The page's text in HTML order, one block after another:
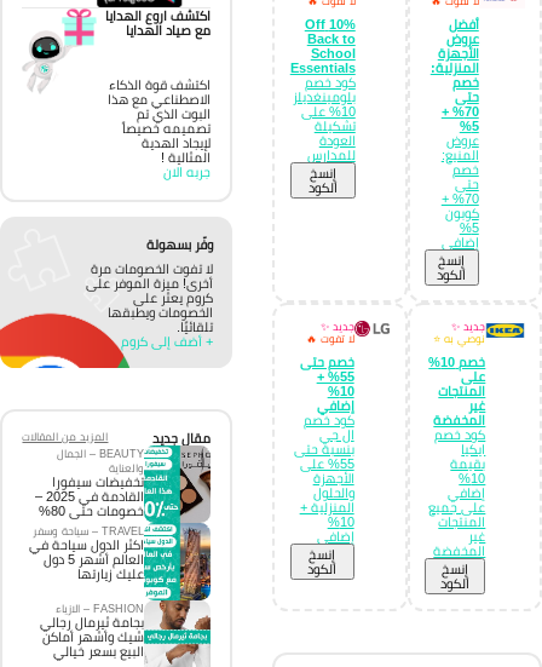
أفضل
عروض
الأجهزة
المنزلية:
خصم
حتى
70% +
عروض
المنيع:
خصم
حتى
70% +
كوبون
5%
إضافي
إِنسخ
الكود
10% Off
Back to
School
Essentials
كود خصم
بلومينغديلز
10% على
تشكيلة
العودة
للمدارس
إِنسخ
الكود
جديد ✨
نوصي به ⭐
خصم 10%
على
المنتجات
غير
المخفضة
كود خصم
ايكيا
بقيمة
10%
إضافي
على جميع
المنتجات
غير
المخفضة
إِنسخ
الكود
جديد ✨
لا تفوت 🔥
خصم حتى
55% +
10%
إضافي
كود خصم
ال جي
بنسبة حتى
55% على
الأجهزة
والحلول
المنزلية +
10%
إضافي
إِنسخ
الكود
اكتشف اروع الهدايا
مع صياد الهدايا
اكتشف قوة الذكاء
الاصطناعي مع هذا
البوت الذي تم
تصميمه خصيصاً
لإيجاد الهدية
المثالية !
جربه الان
وفّر بسهولة
لا تفوت الخصومات مرة
أخرى! ميزة الموفر على
كروم يعثر على
الخصومات ويطبقها
تلقائيًا.
+ أضف إلى كروم
مقال جديد
المزيد من المقالات
BEAUTY – الجمال
والعناية
تخفيضات سيفورا
القادمة في 2025 –
خصومات حتى 80%
TRAVEL – سياحة وسفر
اكثر الدول سياحة في
العالم أشهر 5 دول
عليك زيارتها
FASHION – الازياء
بجامة ثيرمال رجالي
شيك وأشهر أماكن
البيع بسعر خيالي